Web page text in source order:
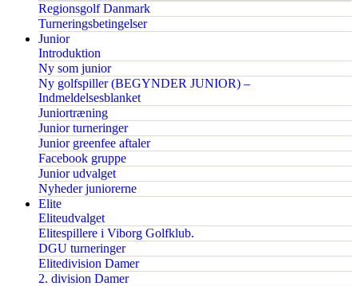
Regionsgolf Danmark
Turneringsbetingelser
Junior
Introduktion
Ny som junior
Ny golfspiller (BEGYNDER JUNIOR) –
Indmeldelsesblanket
Juniortræning
Junior turneringer
Junior greenfee aftaler
Facebook gruppe
Junior udvalget
Nyheder juniorerne
Elite
Eliteudvalget
Elitespillere i Viborg Golfklub.
DGU turneringer
Elitedivision Damer
2. division Damer